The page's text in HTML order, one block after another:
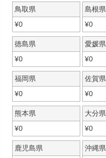
鳥取県
¥0
島根県
¥0
徳島県
¥0
愛媛県
¥0
福岡県
¥0
佐賀県
¥0
熊本県
¥0
大分県
¥0
鹿児島県
沖縄県